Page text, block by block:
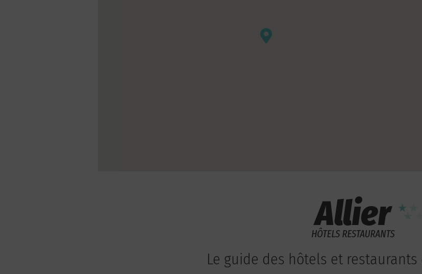
Le guide des hôtels et